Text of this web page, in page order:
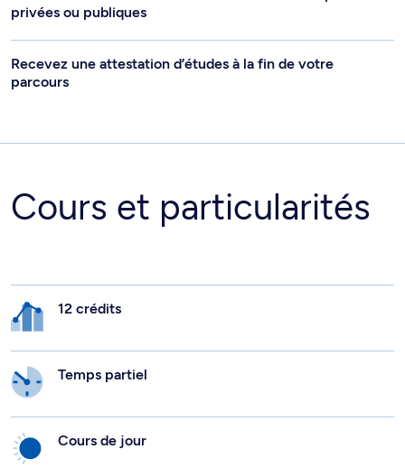
privées ou publiques
Recevez une attestation d’études à la fin de votre
parcours
Cours et particularités
12 crédits
Temps partiel
Cours de jour